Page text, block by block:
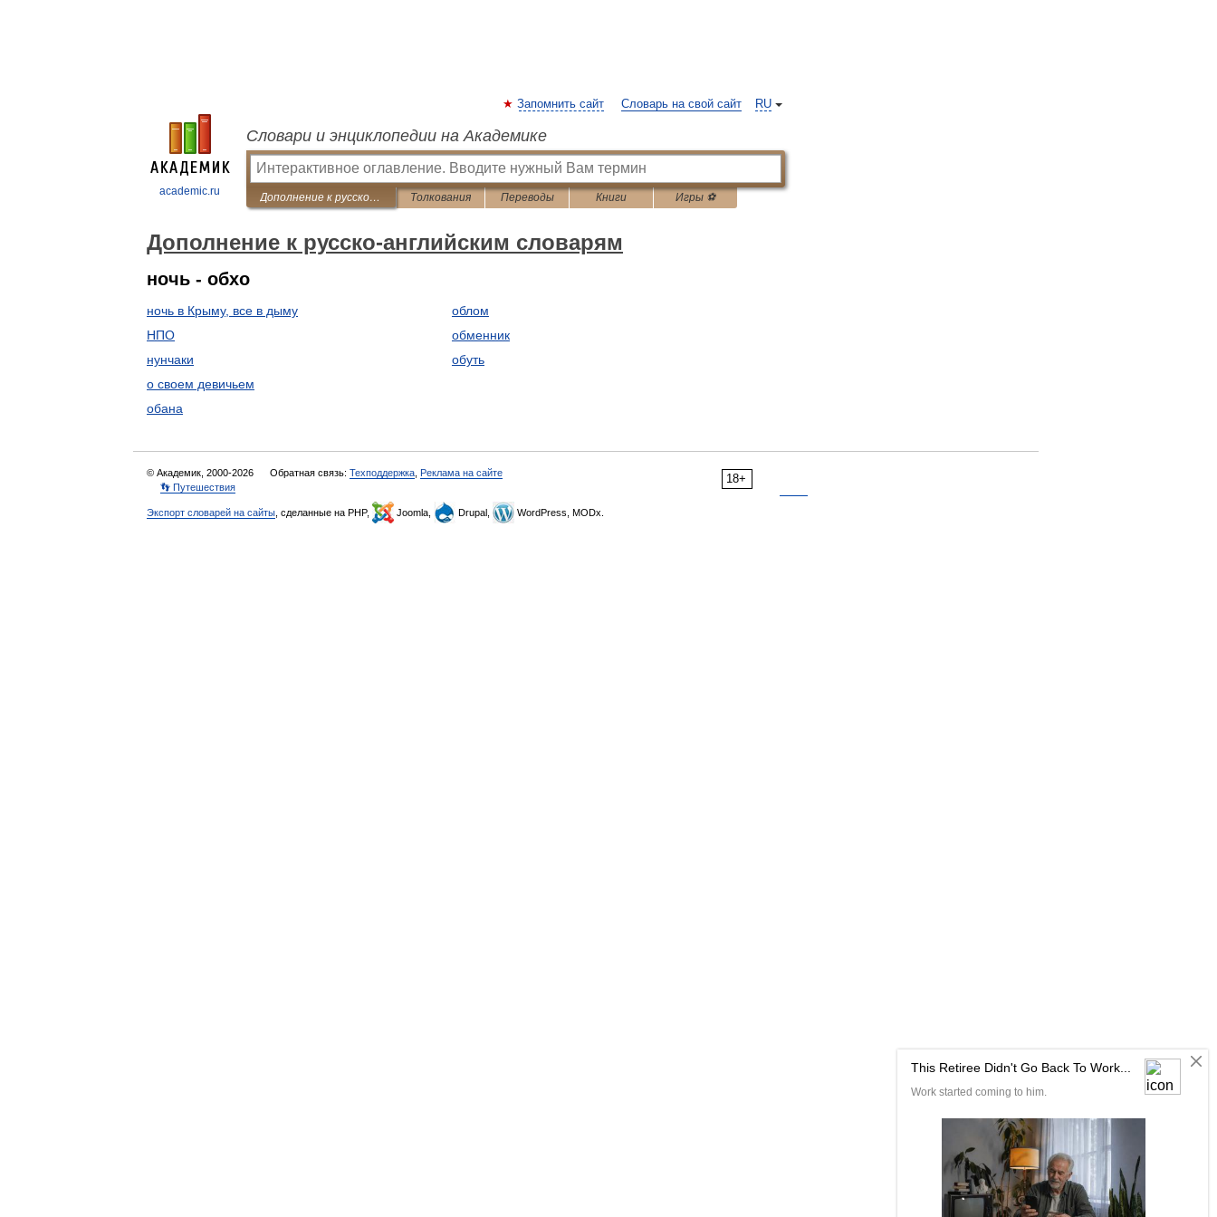
academic.ru
RU
Запомнить сайт Словарь на свой сайт
Словари и энциклопедии на Академике
Дополнение к русско-английским словарям Толкования Переводы Книги Игры ⚽
Дополнение к русско-английским словарям
ночь - обхо
ночь в Крыму, все в дыму
НПО
нунчаки
о своем девичьем
обана
облом
обменник
обуть
18+
© Академик, 2000-2026 Обратная связь: Техподдержка Реклама на сайте
👣 Путешествия
Экспорт словарей на сайты , сделанные на PHP, Joomla, Drupal, WordPress, MODx.